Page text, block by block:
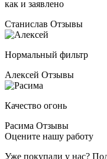
как и заявлено
Станислав Отзывы
Нормальный фильтр
Алексей Отзывы
Качество огонь
Расима Отзывы
Оцените нашу работу
Уже покупали у нас?